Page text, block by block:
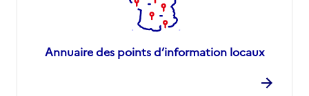
Annuaire des points d’information locaux